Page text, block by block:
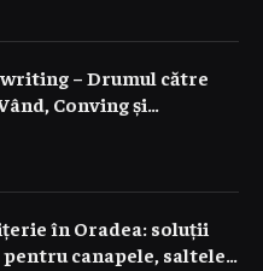
– Drumul către
Conving și
Puternice
în Oradea: soluții
canapele, saltele